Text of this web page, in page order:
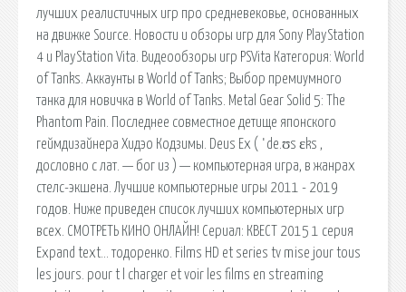
лучших реалистичных игр про средневековье, основанных
на движке Source. Новости и обзоры игр для Sony PlayStation
4 и PlayStation Vita. Видеообзоры игр PSVita Категория: World
of Tanks. Аккаунты в World of Tanks; Выбор премиумного
танка для новичка в World of Tanks. Metal Gear Solid 5: The
Phantom Pain. Последнее совместное детище японского
геймдизайнера Хидэо Кодзимы. Deus Ex ( ˈde.ʊs ɛks ,
дословно с лат. — бог из ) — компьютерная игра, в жанрах
стелс-экшена. Лучшие компьютерные игры 2011 - 2019
годов. Ниже приведен список лучших компьютерных игр
всех. СМОТРЕТЬ КИНО ОНЛАЙН! Сериал: КВЕСТ 2015 1 серия
Expand text… тодоренко. Films HD et series tv mise jour tous
les jours. pour t l charger et voir les films en streaming